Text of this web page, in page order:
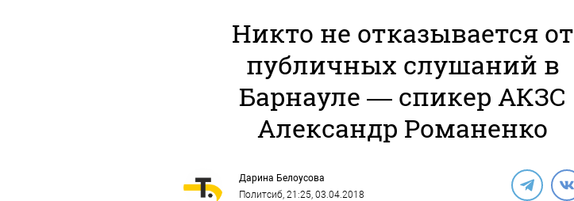
Никто не отказывается от
публичных слушаний в
Барнауле — спикер АКЗС
Александр Романенко
Дарина Белоусова
Политсиб, 21:25, 03.04.2018